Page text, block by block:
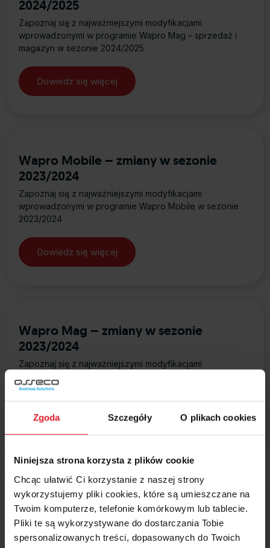
Zgoda Szczegóły O plikach cookies
Niniejsza strona korzysta z plików cookie
Chcąc ułatwić Ci korzystanie z naszej strony
wykorzystujemy pliki cookies, które są umieszczane na
Twoim komputerze, telefonie komórkowym lub tablecie.
Pliki te są wykorzystywane do dostarczania Tobie
spersonalizowanych treści, dopasowanych do Twoich
2024/2025
Zapoznaj się z najważniejszymi modyfikacjami
wprowadzonymi w programie Wapro Mag – sprzedaż i
magazyn w sezonie 2024/2025
Dowiedz się więcej about Wapro Mag – zmiany w
Wapro Mobile – zmiany w sezonie
2023/2024
Zapoznaj się z najważniejszymi modyfikacjami
wprowadzonymi w programie Wapro Mobile w sezonie
2023/2024
Dowiedz się więcej about Wapro Mobile – zmiany w
Wapro Mag – zmiany w sezonie
2023/2024
Zapoznaj się z najważniejszymi modyfikacjami
2023/2024
Dowiedz się więcejabout Wapro Mag – zmiany w
Wapro Aukcje – zmiany w sezonie
2023/2024
Zapoznaj się z najważniejszymi modyfikacjami